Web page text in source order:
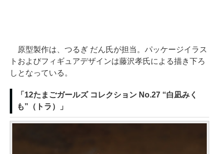
原型製作は、つるぎ だん氏が担当。パッケージイラス
トおよびフィギュアデザインは藤沢孝氏による描き下ろ
しとなっている。
「12たまごガールズ コレクション No.27 “白凪みく
も”（トラ）」